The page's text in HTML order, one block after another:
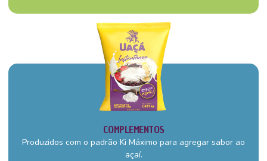
COMPLEMENTOS
Produzidos com o padrão Ki Máximo para agregar sabor ao
açaí.